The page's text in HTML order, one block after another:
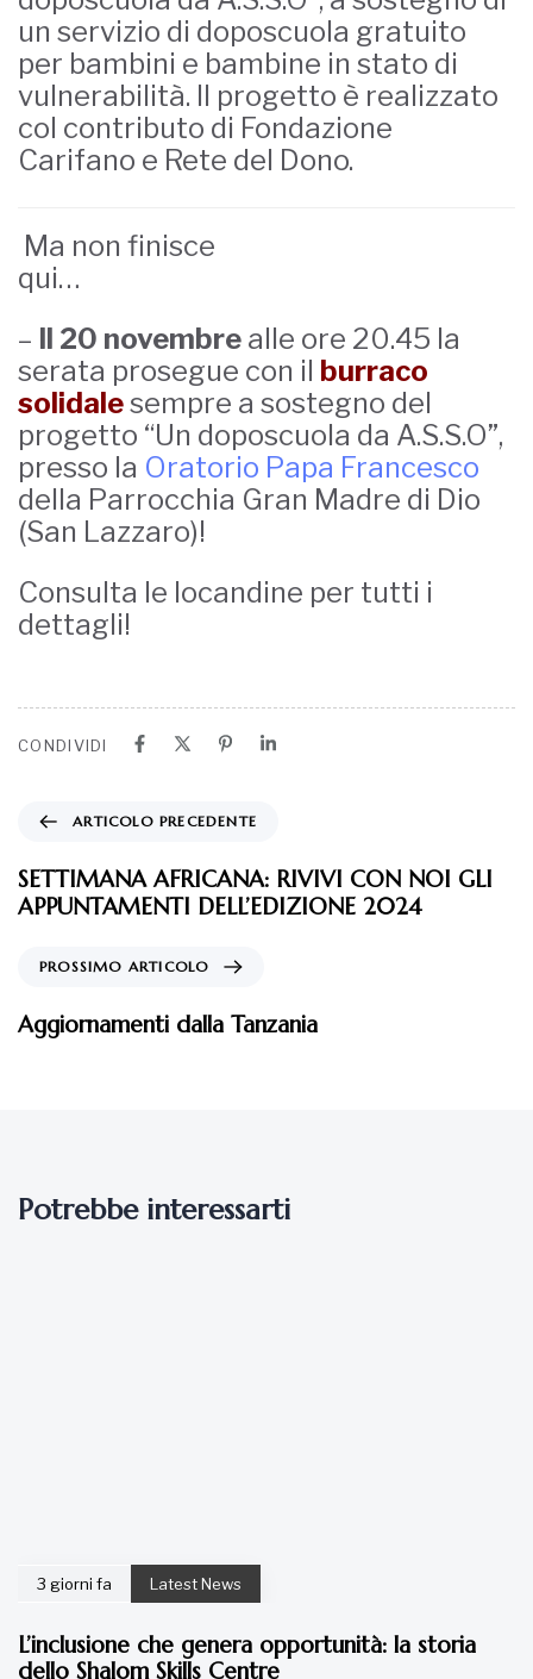
un servizio di doposcuola gratuito
per bambini e bambine in stato di
vulnerabilità. Il progetto è realizzato
col contributo di Fondazione
Carifano e Rete del Dono.
Ma non finisce
qui…
– Il 20 novembre alle ore 20.45 la
serata prosegue con il burraco
solidalesempre a sostegno del
progetto “Un doposcuola da A.S.S.O”,
presso la Oratorio Papa Francesco
della Parrocchia Gran Madre di Dio
(San Lazzaro)!
Consulta le locandine per tutti i
dettagli!
CONDIVIDI
ARTICOLO PRECEDENTE
SETTIMANA AFRICANA: RIVIVI CON NOI GLI
APPUNTAMENTI DELL’EDIZIONE 2024
PROSSIMO ARTICOLO
Aggiornamenti dalla Tanzania
Potrebbe interessarti
3 giorni fa Latest News
L’inclusione che genera opportunità: la storia
dello Shalom Skills Centre